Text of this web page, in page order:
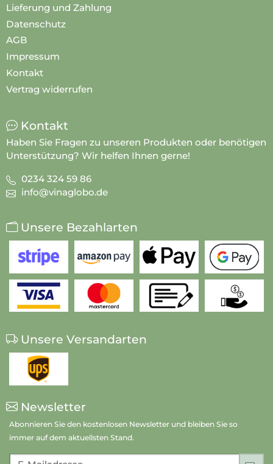
Lieferung und Zahlung
Datenschutz
AGB
Impressum
Kontakt
Vertrag widerrufen
Kontakt
Haben Sie Fragen zu unseren Produkten oder benötigen
Unterstützung? Wir helfen Ihnen gerne!
0234 324 59 86
info@vinaglobo.de
Unsere Bezahlarten
Unsere Versandarten
Newsletter
Abonnieren Sie den kostenlosen Newsletter und bleiben Sie so
immer auf dem aktuellsten Stand.
E-Mailadresse